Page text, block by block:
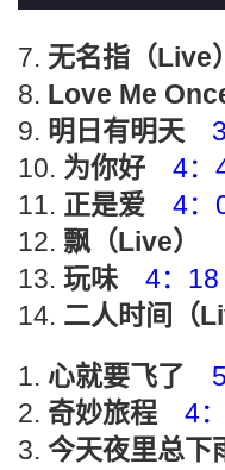
无名指（Live）
Love Me
明日有明天
为你好
4：
正是爱
4：
飘（Live）
玩味
4：18
二人时间（
心就要飞了
奇妙旅程
4
今天夜里总下